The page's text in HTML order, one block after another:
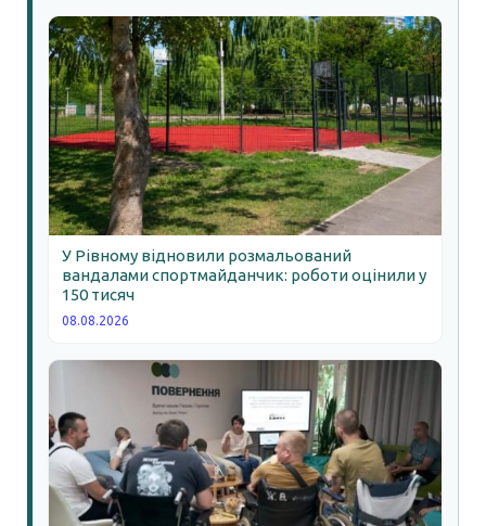
У Рівному відновили розмальований
вандалами спортмайданчик: роботи оцінили у
150 тисяч
08.08.2026